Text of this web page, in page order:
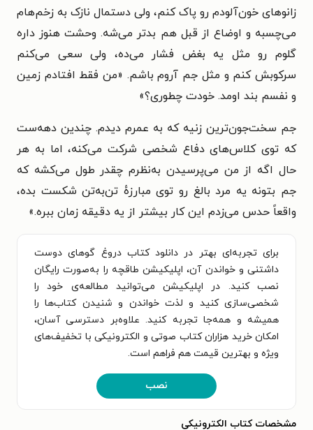
زانوهای خون‌آلودم رو پاک کنم، ولی دستمال نازک به زخم‌هام
می‌چسبه و اوضاع از قبل هم بدتر می‌شه. وحشت هنوز داره
گلوم رو مثل یه بغض فشار می‌ده، ولی سعی می‌کنم
سرکوبش کنم و مثل جم آروم باشم. «من فقط افتادم زمین
و نفسم بند اومد. خودت چطوری؟»
جم سخت‌جون‌ترین زنیه که به عمرم دیدم. چندین دهه‌ست
که توی کلاس‌های دفاع شخصی شرکت می‌کنه، اما به هر
حال اگه از من می‌پرسیدن به‌نظرم چقدر طول می‌کشه که
جم بتونه یه مرد بالغ رو توی مبارزهٔ تن‌به‌تن شکست بده،
واقعاً حدس می‌زدم این کار بیشتر از یه دقیقه زمان ببره.»
برای تجربه‌ای بهتر در دانلود کتاب دروغ گوهای دوست
داشتنی و خواندن آن، اپلیکیشن طاقچه را به‌صورت رایگان
نصب کنید. در اپلیکیشن می‌توانید مطالعه‌ی خود را
شخصی‌سازی کنید و لذت خواندن و شنیدن کتاب‌ها را
همیشه و همه‌جا تجربه کنید. علاوه‌بر دسترسی آسان،
امکان خرید هزاران کتاب صوتی و الکترونیکی با تخفیف‌های
ویژه و بهترین قیمت هم فراهم است.
نصب
مشخصات کتاب الکترونیکی